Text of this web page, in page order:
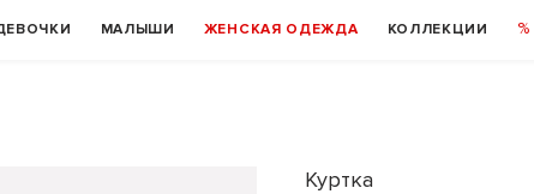
МАЛЫШИ ЖЕНСКАЯ ОДЕЖДА КОЛЛЕКЦИИ
Куртка